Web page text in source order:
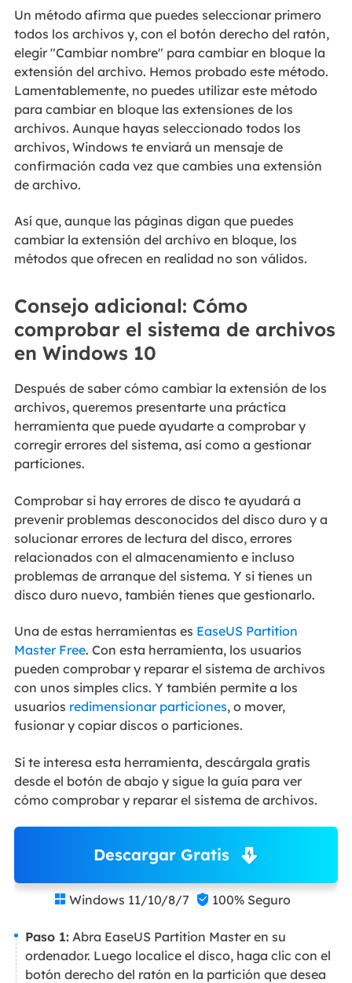
Un método afirma que puedes seleccionar primero
todos los archivos y, con el botón derecho del ratón,
elegir "Cambiar nombre" para cambiar en bloque la
extensión del archivo. Hemos probado este método.
Lamentablemente, no puedes utilizar este método
para cambiar en bloque las extensiones de los
archivos. Aunque hayas seleccionado todos los
archivos, Windows te enviará un mensaje de
confirmación cada vez que cambies una extensión
de archivo.
Así que, aunque las páginas digan que puedes
cambiar la extensión del archivo en bloque, los
métodos que ofrecen en realidad no son válidos.
Consejo adicional: Cómo
comprobar el sistema de archivos
en Windows 10
Después de saber cómo cambiar la extensión de los
archivos, queremos presentarte una práctica
herramienta que puede ayudarte a comprobar y
corregir errores del sistema, así como a gestionar
particiones.
Comprobar si hay errores de disco te ayudará a
prevenir problemas desconocidos del disco duro y a
solucionar errores de lectura del disco, errores
relacionados con el almacenamiento e incluso
problemas de arranque del sistema. Y si tienes un
disco duro nuevo, también tienes que gestionarlo.
Una de estas herramientas es EaseUS Partition
Master Free. Con esta herramienta, los usuarios
pueden comprobar y reparar el sistema de archivos
con unos simples clics. Y también permite a los
usuarios redimensionar particiones, o mover,
fusionar y copiar discos o particiones.
Si te interesa esta herramienta, descárgala gratis
desde el botón de abajo y sigue la guía para ver
cómo comprobar y reparar el sistema de archivos.
Descargar Gratis
 Windows 11/10/8/7  100% Seguro
Paso 1:Abra EaseUS Partition Master en su
ordenador. Luego localice el disco, haga clic con el
botón derecho del ratón en la partición que desea